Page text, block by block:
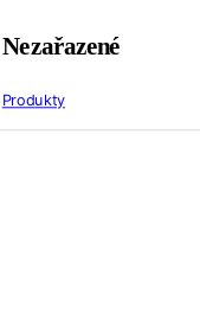
Nezařazené
Produkty